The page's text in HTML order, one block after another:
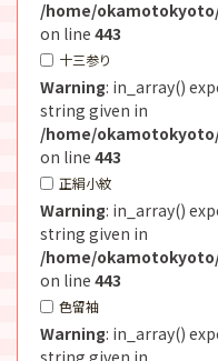
/home/
on line 443
十三参り
Warning: in_array()
string given in
/home/
on line 443
正絹小紋
Warning: in_array()
string given in
/home/
on line 443
色留袖
Warning: in_array()
string given in